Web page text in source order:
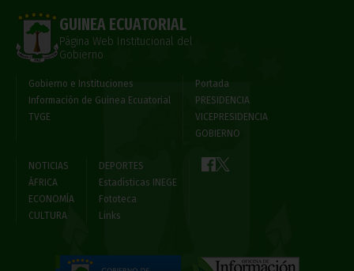
GUINEA ECUATORIAL
Página Web Institucional del
Gobierno
Gobierno e Instituciones
Información de Guinea Ecuatorial
TVGE
Portada
PRESIDENCIA
VICEPRESIDENCIA
GOBIERNO
NOTICIAS
ÁFRICA
ECONOMÍA
CULTURA
DEPORTES
Estadísticas INEGE
Fototeca
Links